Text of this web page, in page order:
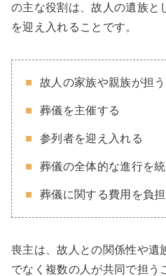
の主な役割は、故人の遺族と
を迎え入れることです。
故人の家族や親族が担う
葬儀を主催する
参列者を迎え入れる
葬儀の全体的な進行を
葬儀に関する費用を負
喪主は、故人との関係性や遺
でなく複数の人が共同で担う